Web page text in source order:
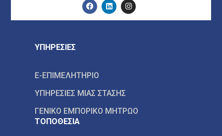
ΥΠΗΡΕΣΙΕΣ
E-ΕΠΙΜΕΛΗΤΗΡΙΟ
ΥΠΗΡΕΣΙΕΣ ΜΙΑΣ ΣΤΑΣΗΣ
ΓΕΝΙΚΟ ΕΜΠΟΡΙΚΟ ΜΗΤΡΩΟ
ΤΟΠΟΘΕΣΙΑ